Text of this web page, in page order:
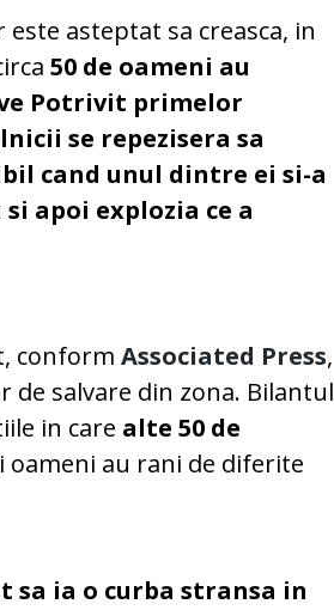
asteptat sa creasca, in
50 de oameni au
Potrivit primelor
se repezisera sa
cand unul dintre ei si-a
apoi explozia ce a
conform Associated Press,
de salvare din zona. Bilantul
in care alte 50 de
oameni au rani de diferite
sa ia o curba stransa in